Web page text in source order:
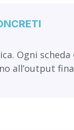
Ogni
all’output